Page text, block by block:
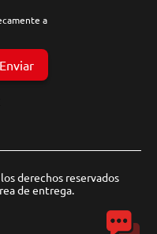
a
Enviar
derechos reservados
de entrega.